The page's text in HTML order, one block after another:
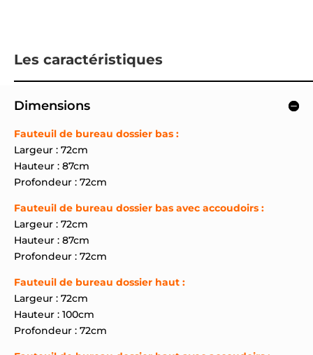
Les caractéristiques
Dimensions
Fauteuil de bureau dossier bas :
Largeur : 72cm
Hauteur : 87cm
Profondeur : 72cm
Fauteuil de bureau dossier bas avec accoudoirs :
Largeur : 72cm
Hauteur : 87cm
Profondeur : 72cm
Fauteuil de bureau dossier haut :
Largeur : 72cm
Hauteur : 100cm
Profondeur : 72cm